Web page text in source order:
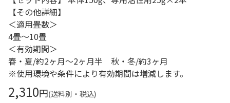
【その他詳細】
＜適用畳数＞
4畳～10畳
＜有効期間＞
春・夏/約2ヶ月～2ヶ月半 秋・冬/約3ヶ月
※使用環境や条件により有効期間は増減します。
2,310円(送料別・税込)